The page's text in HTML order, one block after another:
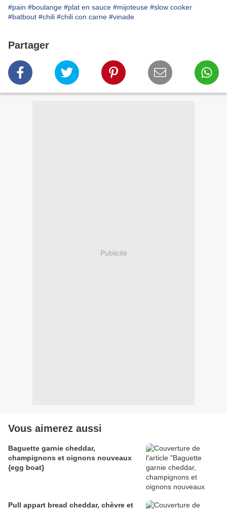
#pain #boulange #plat en sauce #mijoteuse #slow cooker
#batbout #chili #chili con carne #vinade
Partager
Publicité
Vous aimerez aussi
Baguette garnie cheddar,
champignons et oignons nouveaux
{egg boat}
Pull appart bread cheddar, chèvre et